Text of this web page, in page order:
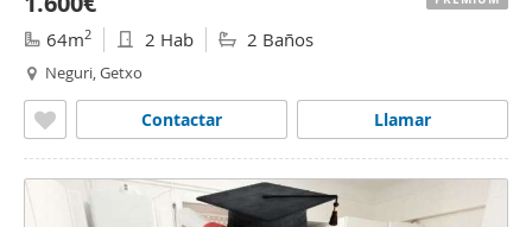
64m2 2 Hab 2 Baños
Neguri, Getxo
Llamar
Contactar